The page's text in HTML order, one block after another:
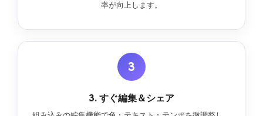
率が向上します。
3
3. すぐ編集＆シェア